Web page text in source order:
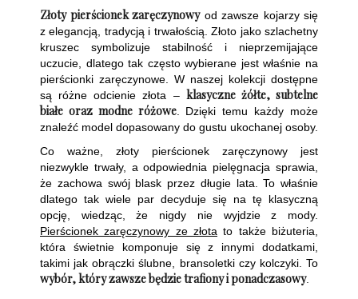
Złoty pierścionek zaręczynowyod zawsze kojarzy się
z elegancją, tradycją i trwałością. Złoto jako szlachetny
kruszec symbolizuje stabilność i nieprzemijające
uczucie, dlatego tak często wybierane jest właśnie na
pierścionki zaręczynowe. W naszej kolekcji dostępne
są różne odcienie złota – klasyczne żółte, subtelne
białe oraz modne różowe. Dzięki temu każdy może
znaleźć model dopasowany do gustu ukochanej osoby.
Co ważne, złoty pierścionek zaręczynowy jest
niezwykle trwały, a odpowiednia pielęgnacja sprawia,
że zachowa swój blask przez długie lata. To właśnie
dlatego tak wiele par decyduje się na tę klasyczną
opcję, wiedząc, że nigdy nie wyjdzie z mody.
Pierścionek zaręczynowy ze złota to także biżuteria,
która świetnie komponuje się z innymi dodatkami,
takimi jak obrączki ślubne, bransoletki czy kolczyki. To
wybór, który zawsze będzie trafiony i ponadczasowy.